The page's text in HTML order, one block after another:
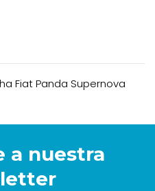
Fiat Panda Supernova
a nuestra